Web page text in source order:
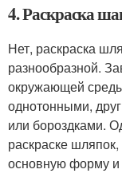
4. Раскраска
Нет, раскраска
разнообразной.
окружающей
однотонными,
или бороздками.
раскраске
основную форму и